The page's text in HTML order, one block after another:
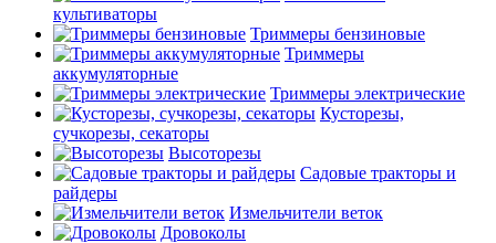
культиваторы
Триммеры бензиновые
Триммеры
аккумуляторные
Триммеры электрические
Кусторезы,
сучкорезы, секаторы
Высоторезы
Садовые тракторы и
райдеры
Измельчители веток
Дровоколы